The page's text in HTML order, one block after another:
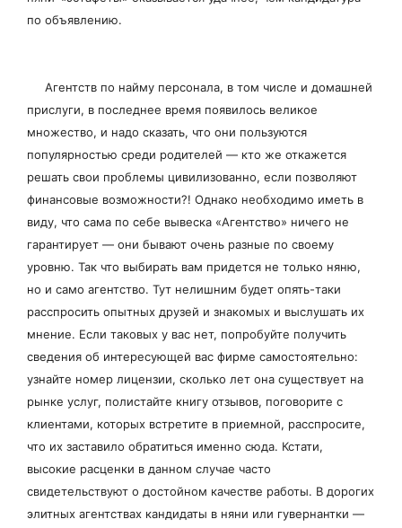
по объявлению.
Агентств по найму персонала, в том числе и домашней
прислуги, в последнее время появилось великое
множество, и надо сказать, что они пользуются
популярностью среди родителей — кто же откажется
решать свои проблемы цивилизованно, если позволяют
финансовые возможности?! Однако необходимо иметь в
виду, что сама по себе вывеска «Агентство» ничего не
гарантирует — они бывают очень разные по своему
уровню. Так что выбирать вам придется не только няню,
но и само агентство. Тут нелишним будет опять-таки
расспросить опытных друзей и знакомых и выслушать их
мнение. Если таковых у вас нет, попробуйте получить
сведения об интересующей вас фирме самостоятельно:
узнайте номер лицензии, сколько лет она существует на
рынке услуг, полистайте книгу отзывов, поговорите с
клиентами, которых встретите в приемной, расспросите,
что их заставило обратиться именно сюда. Кстати,
высокие расценки в данном случае часто
свидетельствуют о достойном качестве работы. В дорогих
элитных агентствах кандидаты в няни или гувернантки —